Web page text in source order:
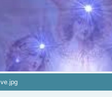
ve.jpg